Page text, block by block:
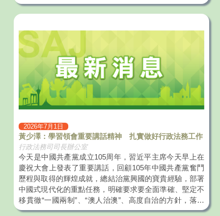
外交公署一直以來對涉澳外交條法工作的大力支持，為特
區對外開展各類合作搭建橋樑，為特區參與國際事務拓展
有關機制，繼續指導特區的各項對外工作，同時借鑒外交
部的實踐經驗與良好做法，為澳門“一中心、一平台、一
基地”的建設，以及在國際舞台上講好“澳門故事”發揮應有
作用，為國家的整體利益和特區的長遠發展作出貢獻。
齊大海司長表示，澳門特區一直以來嚴格遵守《澳門基本
法》，成功落實“一國兩制”，在涉澳的對外工作中取得積
極成果。外交部及外交公署將一如既往地支持澳門開展對
律合作網絡，不斷推動涉澳外交條法工作取得新進展。他
期望澳門繼續發揮獨特優勢，對外展現“一國兩制”實踐的
生機與活力。 會議上，雙方回顧了上次磋商以來涉澳外
交條法工作的最新進展，探討和分析了當前工作所面臨的
機遇和挑戰，以及未來的工作計劃，並就特區參與國家涉
外法治建設、涉澳人權履約審議工作、特區對外商簽司法
協助協定、多邊條約適澳情況，以及國際調解院工作進展
與合作等議題進行深入討論和交換意見。 外交部駐澳特
派員公署綜合業務部主任郭曉峰、外交部條約法律司一處
2026年7月1日
黃少澤：學習領會重要講話精神 扎實做好行政法務工作
行政法務司司長辦公室
今天是中國共產黨成立105周年，習近平主席今天早上在
慶祝大會上發表了重要講話，回顧105年中國共產黨奮鬥
歷程與取得的輝煌成就，總結治黨興國的寶貴經驗，部署
中國式現代化的重點任務，明確要求要全面準確、堅定不
移貫徹“一國兩制”、“澳人治澳”、高度自治的方針，落實
“愛國者治澳”原則，提升依法治理效能，促進經濟社會發